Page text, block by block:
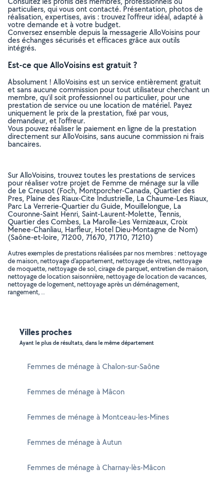
particuliers, qui vous ont contacté. Présentation, photos de
réalisation, expertises, avis : trouvez l'offreur idéal, adapté à
votre demande et à votre budget.
Conversez ensemble depuis la messagerie AlloVoisins pour
des échanges sécurisés et efficaces grâce aux outils
intégrés.
Est-ce que AlloVoisins est gratuit ?
Absolument ! AlloVoisins est un service entièrement gratuit
et sans aucune commission pour tout utilisateur cherchant un
membre, qu’il soit professionnel ou particulier, pour une
prestation de service ou une location de matériel. Payez
uniquement le prix de la prestation, fixé par vous,
demandeur, et l’offreur.
Vous pouvez réaliser le paiement en ligne de la prestation
directement sur AlloVoisins, sans aucune commission ni frais
bancaires.
Sur AlloVoisins, trouvez toutes les prestations de services
pour réaliser votre projet de Femme de ménage sur la ville
de Le Creusot (Foch, Montporcher-Canada, Quartier des
Pres, Plaine des Riaux-Cite Industrielle, La Chaume-Les Riaux,
Parc La Verrerie-Quartier du Guide, Mouillelongue, La
Couronne-Saint Henri, Saint-Laurent-Molette, Tennis,
Quartier des Combes, La Marolle-Les Vernizeaux, Croix
Menee-Chanliau, Harfleur, Hotel Dieu-Montagne de Nom)
(Saône-et-loire, 71200, 71670, 71710, 71210)
Autres exemples de prestations réalisées par nos membres : nettoyage
de maison, nettoyage d'appartement, nettoyage de vitres, nettoyage
de moquette, nettoyage de sol, cirage de parquet, entretien de maison,
nettoyage de location saisonnière, nettoyage de location de vacances,
nettoyage de logement, nettoyage après un déménagement,
rangement, ..
Villes proches
Ayant le plus de résultats, dans le même département
Femmes de ménage à Chalon-sur-Saône
Femmes de ménage à Mâcon
Femmes de ménage à Montceau-les-Mines
Femmes de ménage à Autun
Femmes de ménage à Charnay-lès-Mâcon